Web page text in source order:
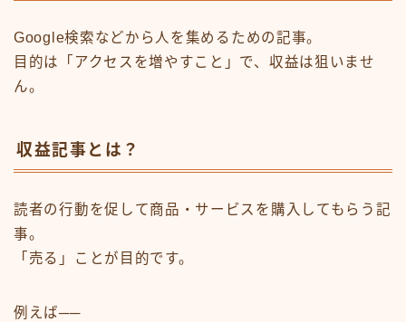
Google検索などから人を集めるための記事。
目的は「アクセスを増やすこと」で、収益は狙いませ
ん。
収益記事とは？
読者の行動を促して商品・サービスを購入してもらう記
事。
「売る」ことが目的です。
例えば──